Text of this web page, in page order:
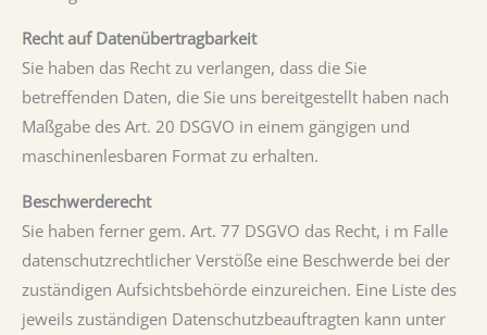
Recht auf Datenübertragbarkeit
Sie haben das Recht zu verlangen, dass die Sie
betreffenden Daten, die Sie uns bereitgestellt haben nach
Maßgabe des Art. 20 DSGVO in einem gängigen und
maschinenlesbaren Format zu erhalten.
Beschwerderecht
Sie haben ferner gem. Art. 77 DSGVO das Recht, i m Falle
datenschutzrechtlicher Verstöße eine Beschwerde bei der
zuständigen Aufsichtsbehörde einzureichen. Eine Liste des
jeweils zuständigen Datenschutzbeauftragten kann unter